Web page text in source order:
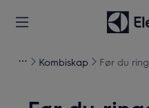
Kombiskap Før du